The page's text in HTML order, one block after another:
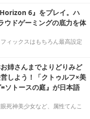
6』をプレイ。ハ
ウドゲーミングの底力を体
ィックスはもちろん最高設定
姉さんまでよりどりみど
しよう！「クトゥルフ×美
ソトースの庭』が日本語
死神美少女など、属性てんこ